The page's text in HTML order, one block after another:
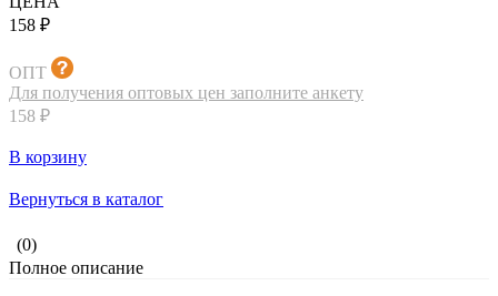
158 ₽
ОПТ
Для получения оптовых цен заполните анкету
158 ₽
В корзину
Вернуться в каталог
(0)
Полное описание